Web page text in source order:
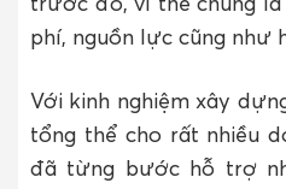
phí, nguồn lực cũng như
Với kinh nghiệm xây
tổng thể cho rất nhiều
đã từng bước hỗ trợ